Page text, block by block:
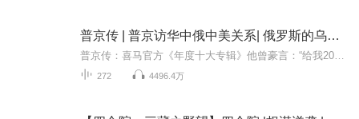
普京传 | 普京访华中俄中美关系| 俄罗斯的乌克兰野望 | 新视角解说俄乌冲突
272 4496.4万